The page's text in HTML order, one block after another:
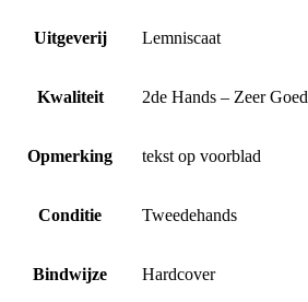
Uitgeverij Lemniscaat
Kwaliteit 2de Hands – Zeer Goed
Opmerking tekst op voorblad
Conditie Tweedehands
Bindwijze Hardcover